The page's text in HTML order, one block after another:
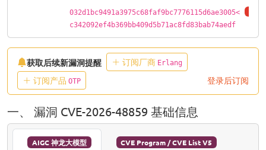
032d1bc9491a3975c68faf9bc7776115d6ae3005<
c342092ef4b369bb409d5b71ac8fd83bab74aedf
获取后续新漏洞提醒 订阅厂商 Erlang
订阅产品 OTP 登录后订阅
一、 漏洞 CVE-2026-48859 基础信息
AIGC 神龙大模型 CVE Program / CVE List V5